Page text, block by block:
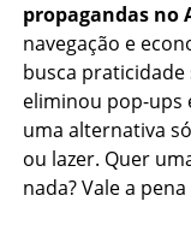
propagandas no
navegação e
busca praticidade
eliminou pop-ups
uma alternativa
ou lazer. Quer
nada? Vale a